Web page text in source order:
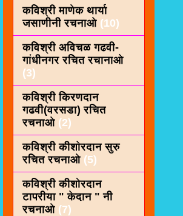
कविश्री माणेक थार्या
जसाणीनी रचनाओ (10)
कविश्री अविचळ गढवी-
गांधीनगर रचित रचानाओ
(3)
कविश्री किरणदान
गढवी(वरसडा) रचित
रचनाओ (2)
कविश्री कीशाेरदान सुरु
रचित रचनाओ (5)
कविश्री कीशोरदान
टापरीया " केदान " नी
रचनाओ (7)